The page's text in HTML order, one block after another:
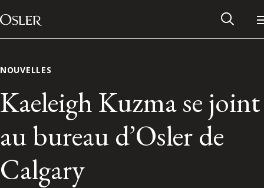
Passer au contenu
Main Navigation
NOUVELLES
Kaeleigh Kuzma se joint
au bureau d’Osler de
Calgary